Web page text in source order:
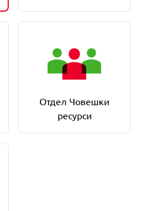
Отдел Човешки
ресурси